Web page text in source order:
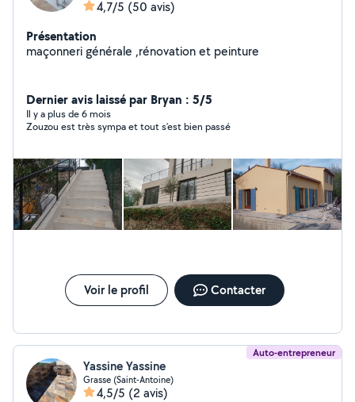
4,7/5 (50 avis)
Présentation
maçonneri générale ,rénovation et peinture
Dernier avis laissé par Bryan : 5/5
Il y a plus de 6 mois
Zouzou est très sympa et tout s’est bien passé
Voir le profil Contacter
Auto-entrepreneur
Yassine Yassine
Grasse (Saint-Antoine)
4,5/5 (2 avis)